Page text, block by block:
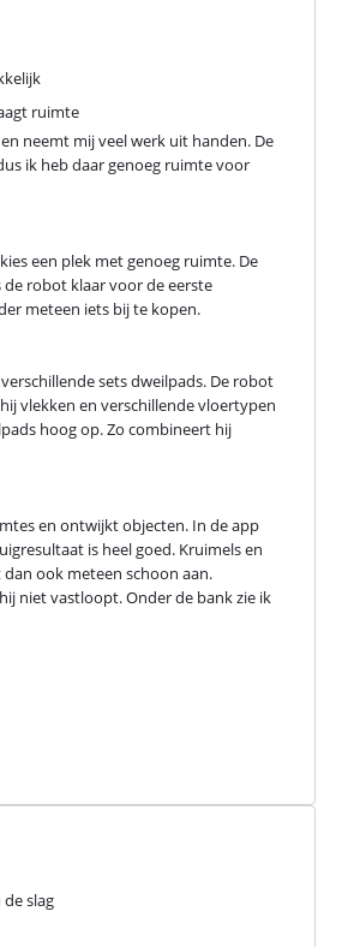
ruimte
neemt mij veel werk uit handen. De
ik heb daar genoeg ruimte voor
een plek met genoeg ruimte. De
robot klaar voor de eerste
meteen iets bij te kopen.
sets dweilpads. De robot
vlekken en verschillende vloertypen
hoog op. Zo combineert hij
en ontwijkt objecten. In de app
is heel goed. Kruimels en
ook meteen schoon aan.
niet vastloopt. Onder de bank zie ik
slag